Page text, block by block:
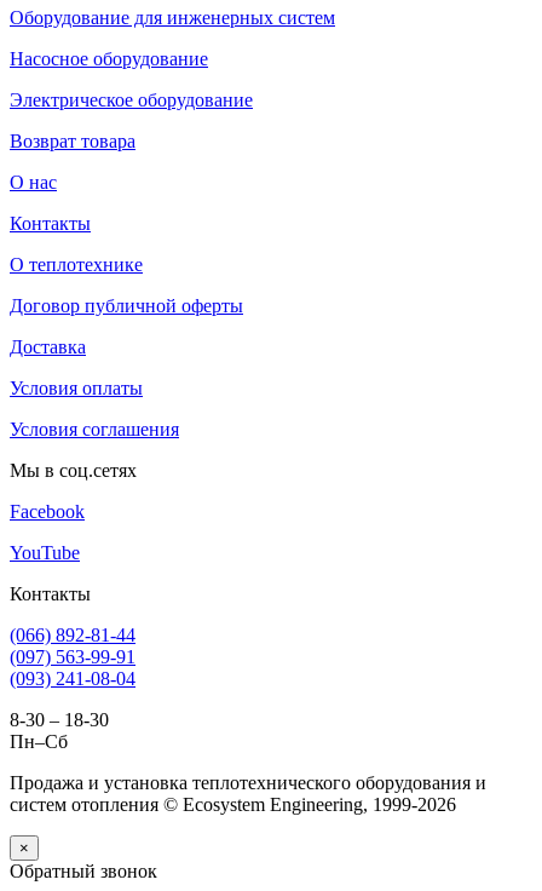
Оборудование для инженерных систем
Насосное оборудование
Электрическое оборудование
Возврат товара
О нас
Контакты
О теплотехнике
Договор публичной оферты
Доставка
Условия оплаты
Условия соглашения
Мы в соц.сетях
Facebook
YouTube
Контакты
(066) 892-81-44
(097) 563-99-91
(093) 241-08-04
8-30 – 18-30
Пн–Сб
Продажа и установка теплотехнического оборудования и
систем отопления © Ecosystem Engineering, 1999-2026
×
Обратный звонок